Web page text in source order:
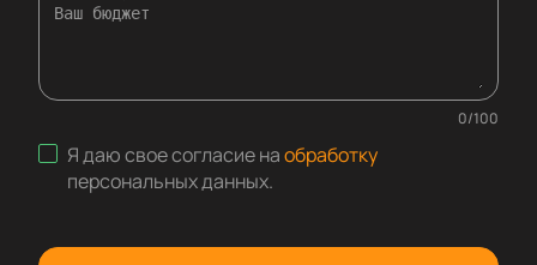
0/100
Я даю свое согласие наобработку
персональных данных.